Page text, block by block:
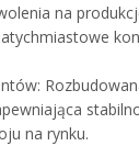
na
na rynku.